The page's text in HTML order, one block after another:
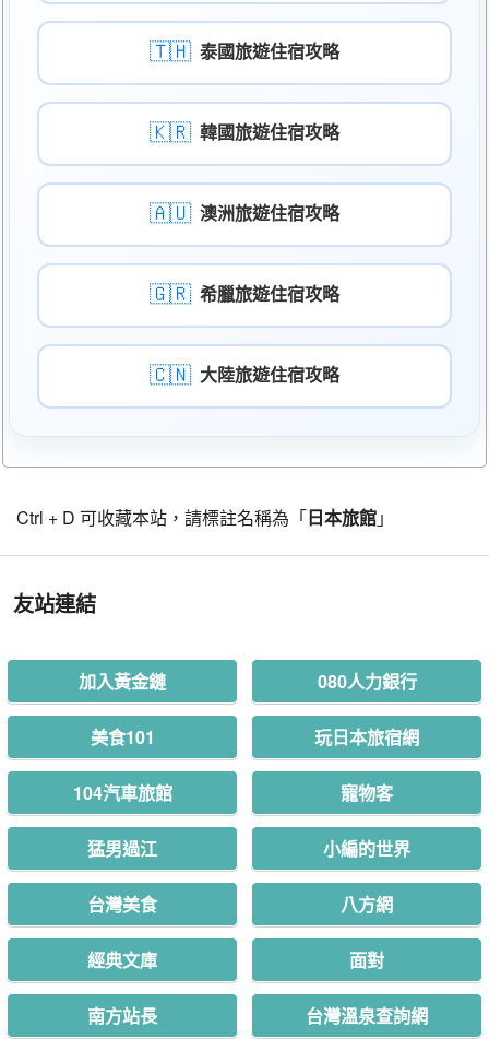
🇹🇭 泰國旅遊住宿攻略
🇰🇷 韓國旅遊住宿攻略
🇦🇺 澳洲旅遊住宿攻略
🇬🇷 希臘旅遊住宿攻略
🇨🇳 大陸旅遊住宿攻略
Ctrl + D 可收藏本站，請標註名稱為「日本旅館」
友站連結
加入黃金鏈 080人力銀行
美食101 玩日本旅宿網
104汽車旅館 寵物客
猛男過江 小編的世界
台灣美食 八方網
經典文庫 面對
南方站長 台灣溫泉查詢網